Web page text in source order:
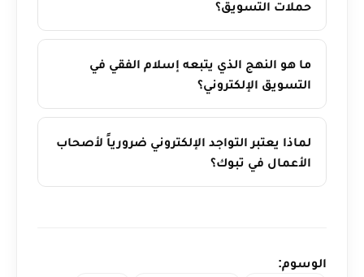
حملات التسويق؟
ما هو النهج الذي يتبعه إسلام الفقي في
التسويق الإلكتروني؟
لماذا يعتبر التواجد الإلكتروني ضرورياً لأصحاب
الأعمال في تبوك؟
الوسوم: